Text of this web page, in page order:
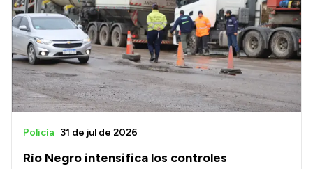
Río Negro intensifica los controles
Policía 31 de jul de 2026